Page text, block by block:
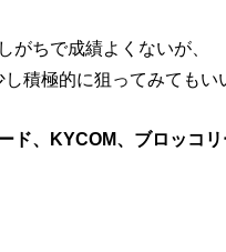
がちで成績よくないが、
積極的に狙ってみてもい
ド、KYCOM、ブロッコリ